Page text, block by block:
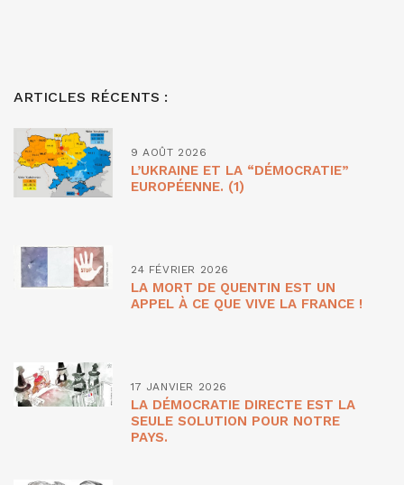
ARTICLES RÉCENTS :
9 AOÛT 2026
L’UKRAINE ET LA “DÉMOCRATIE”
EUROPÉENNE. (1)
24 FÉVRIER 2026
LA MORT DE QUENTIN EST UN
APPEL À CE QUE VIVE LA FRANCE !
17 JANVIER 2026
LA DÉMOCRATIE DIRECTE EST LA
SEULE SOLUTION POUR NOTRE
PAYS.